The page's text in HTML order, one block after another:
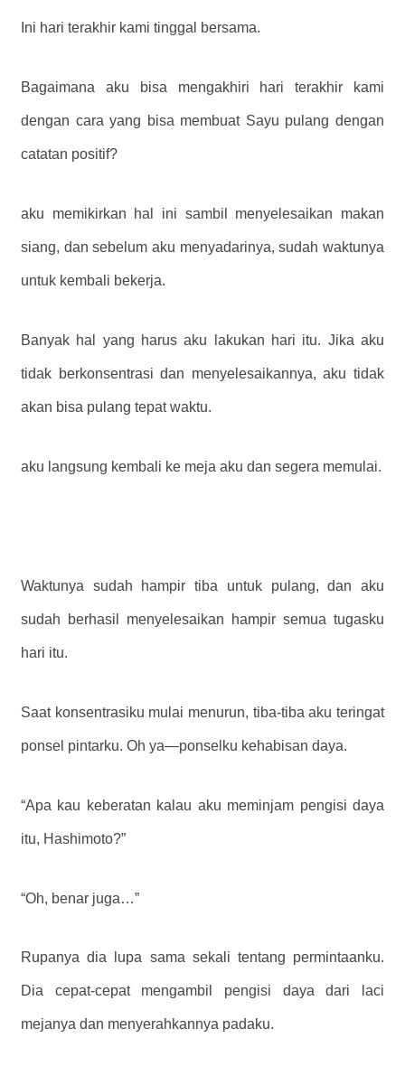
Ini hari terakhir kami tinggal bersama.
Bagaimana aku bisa mengakhiri hari terakhir kami
dengan cara yang bisa membuat Sayu pulang dengan
catatan positif?
aku memikirkan hal ini sambil menyelesaikan makan
siang, dan sebelum aku menyadarinya, sudah waktunya
untuk kembali bekerja.
Banyak hal yang harus aku lakukan hari itu. Jika aku
tidak berkonsentrasi dan menyelesaikannya, aku tidak
akan bisa pulang tepat waktu.
aku langsung kembali ke meja aku dan segera memulai.
Waktunya sudah hampir tiba untuk pulang, dan aku
sudah berhasil menyelesaikan hampir semua tugasku
hari itu.
Saat konsentrasiku mulai menurun, tiba-tiba aku teringat
ponsel pintarku. Oh ya—ponselku kehabisan daya.
“Apa kau keberatan kalau aku meminjam pengisi daya
itu, Hashimoto?”
“Oh, benar juga…”
Rupanya dia lupa sama sekali tentang permintaanku.
Dia cepat-cepat mengambil pengisi daya dari laci
mejanya dan menyerahkannya padaku.